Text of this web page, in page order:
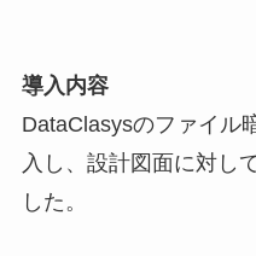
導入内容
DataClasysのファイル
入し、設計図面に対し
した。